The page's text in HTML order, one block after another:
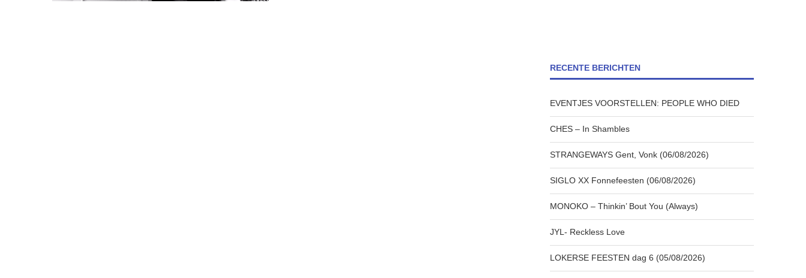
RECENTE BERICHTEN
EVENTJES VOORSTELLEN: PEOPLE WHO DIED
CHES – In Shambles
STRANGEWAYS Gent, Vonk (06/08/2026)
SIGLO XX Fonnefeesten (06/08/2026)
MONOKO – Thinkin’ Bout You (Always)
JYL- Reckless Love
LOKERSE FEESTEN dag 6 (05/08/2026)